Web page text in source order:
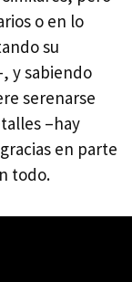
o en lo
su
y sabiendo
serenarse
–hay
en parte
todo.